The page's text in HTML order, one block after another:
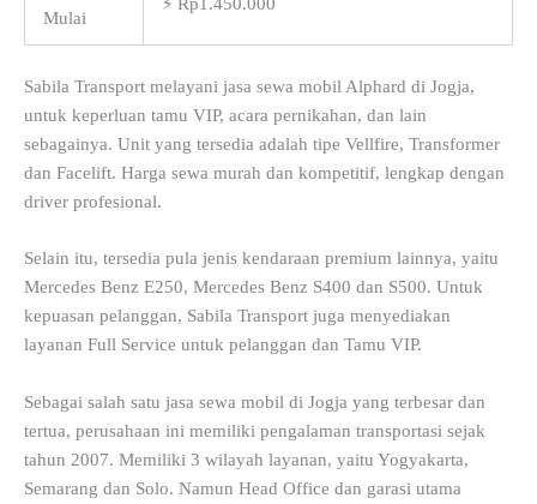
Mulai
Sabila Transport melayani jasa sewa mobil Alphard di Jogja,
untuk keperluan tamu VIP, acara pernikahan, dan lain
sebagainya. Unit yang tersedia adalah tipe Vellfire, Transformer
dan Facelift. Harga sewa murah dan kompetitif, lengkap dengan
driver profesional.
Selain itu, tersedia pula jenis kendaraan premium lainnya, yaitu
Mercedes Benz E250, Mercedes Benz S400 dan S500. Untuk
kepuasan pelanggan, Sabila Transport juga menyediakan
layanan Full Service untuk pelanggan dan Tamu VIP.
Sebagai salah satu jasa sewa mobil di Jogja yang terbesar dan
tertua, perusahaan ini memiliki pengalaman transportasi sejak
tahun 2007. Memiliki 3 wilayah layanan, yaitu Yogyakarta,
Semarang dan Solo. Namun Head Office dan garasi utama